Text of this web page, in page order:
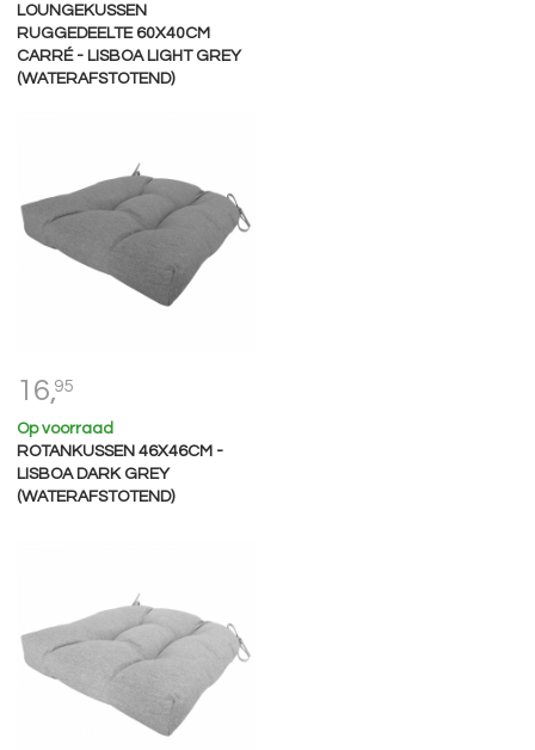
LOUNGEKUSSEN
RUGGEDEELTE 60X40CM
CARRÉ - LISBOA LIGHT GREY
(WATERAFSTOTEND)
16,95
Op voorraad
ROTANKUSSEN 46X46CM -
LISBOA DARK GREY
(WATERAFSTOTEND)